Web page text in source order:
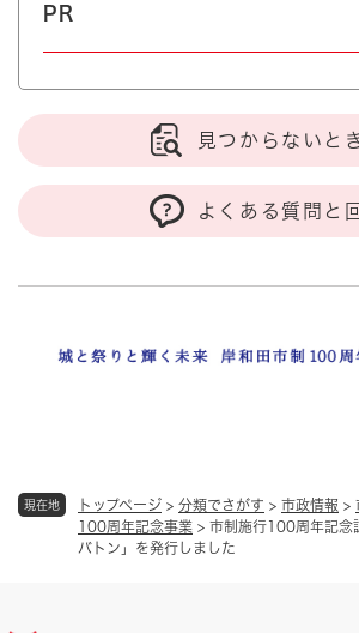
現在地 トップページ > 分類でさがす > 市政情報 >
100周年記念事業 > 市制施行100周年記念
バトン」を発行しました
PR
見つからないと
よくある質問と